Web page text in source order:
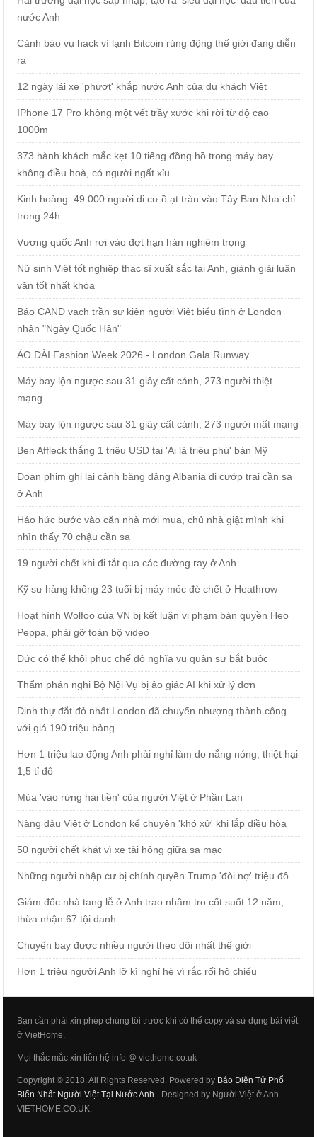
nước Anh
Cảnh báo vụ hack ví lạnh Bitcoin rúng động thế giới đang diễn
ra
12 ngày lái xe 'phượt' khắp nước Anh của du khách Việt
IPhone 17 Pro không một vết trầy xước khi rời từ độ cao
1000m
373 hành khách mắc kẹt 10 tiếng đồng hồ trong máy bay
không điều hoà, có người ngất xỉu
Kinh hoàng: 49.000 người di cư ồ ạt tràn vào Tây Ban Nha chỉ
trong 24h
Vương quốc Anh rơi vào đợt hạn hán nghiêm trọng
Nữ sinh Việt tốt nghiệp thạc sĩ xuất sắc tại Anh, giành giải luận
văn tốt nhất khóa
Báo CAND vạch trần sự kiện người Việt biểu tình ở London
nhân "Ngày Quốc Hận"
ÁO DÀI Fashion Week 2026 - London Gala Runway
Máy bay lộn ngược sau 31 giây cất cánh, 273 người thiệt
mạng
Máy bay lộn ngược sau 31 giây cất cánh, 273 người mất mạng
Ben Affleck thắng 1 triệu USD tại 'Ai là triệu phú' bản Mỹ
Đoạn phim ghi lại cảnh băng đảng Albania đi cướp trại cần sa
ở Anh
Háo hức bước vào căn nhà mới mua, chủ nhà giật mình khi
nhìn thấy 70 chậu cần sa
19 người chết khi đi tắt qua các đường ray ở Anh
Kỹ sư hàng không 23 tuổi bị máy móc đè chết ở Heathrow
Hoạt hình Wolfoo của VN bị kết luận vi phạm bản quyền Heo
Peppa, phải gỡ toàn bộ video
Đức có thể khôi phục chế độ nghĩa vụ quân sự bắt buộc
Thẩm phán nghi Bộ Nội Vụ bị ảo giác AI khi xử lý đơn
Dinh thự đắt đỏ nhất London đã chuyển nhượng thành công
với giá 190 triệu bảng
Hơn 1 triệu lao động Anh phải nghỉ làm do nắng nóng, thiệt hại
1,5 tỉ đô
Mùa 'vào rừng hái tiền' của người Việt ở Phần Lan
Nàng dâu Việt ở London kể chuyện 'khó xử' khi lắp điều hòa
50 người chết khát vì xe tải hỏng giữa sa mạc
Những người nhập cư bị chính quyền Trump 'đòi nợ' triệu đô
Giám đốc nhà tang lễ ở Anh trao nhầm tro cốt suốt 12 năm,
thừa nhận 67 tội danh
Chuyến bay được nhiều người theo dõi nhất thế giới
Hơn 1 triệu người Anh lỡ kì nghỉ hè vì rắc rối hộ chiếu
Bạn cần phải xin phép chúng tôi trước khi có thể copy và sử dụng bài viết
ở VietHome.
Mọi thắc mắc xin liên hệ info @ viethome.co.uk
Copyright © 2018. All Rights Reserved. Powered by Báo Điện Tử Phổ
Biến Nhất Người Việt Tại Nước Anh - Designed by Người Việt ở Anh -
VIETHOME.CO.UK.